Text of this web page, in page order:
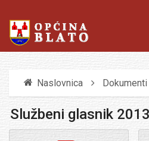
Naslovnica Dokumenti
Službeni glasnik 2013